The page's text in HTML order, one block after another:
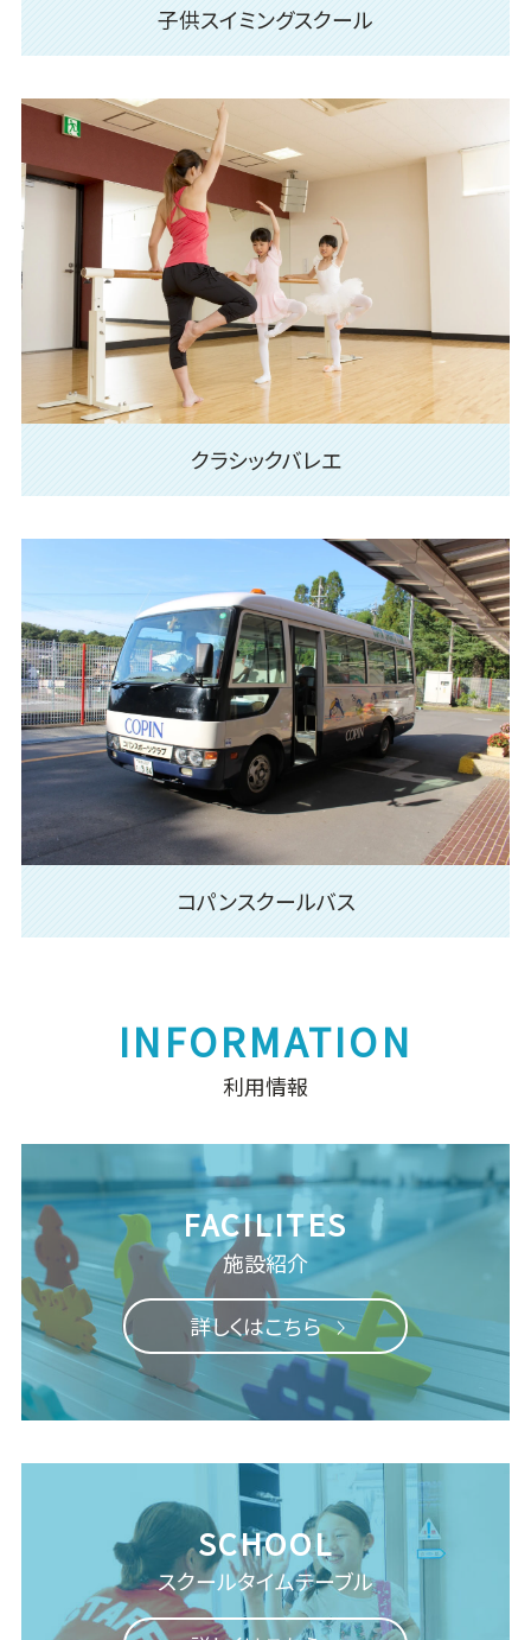
子供スイミングスクール
クラシックバレエ
コパンスクールバス
利用情報
施設紹介
詳しくはこちら
スクールタイムテーブル